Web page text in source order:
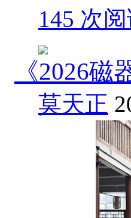
145 次
《2026
莫天正